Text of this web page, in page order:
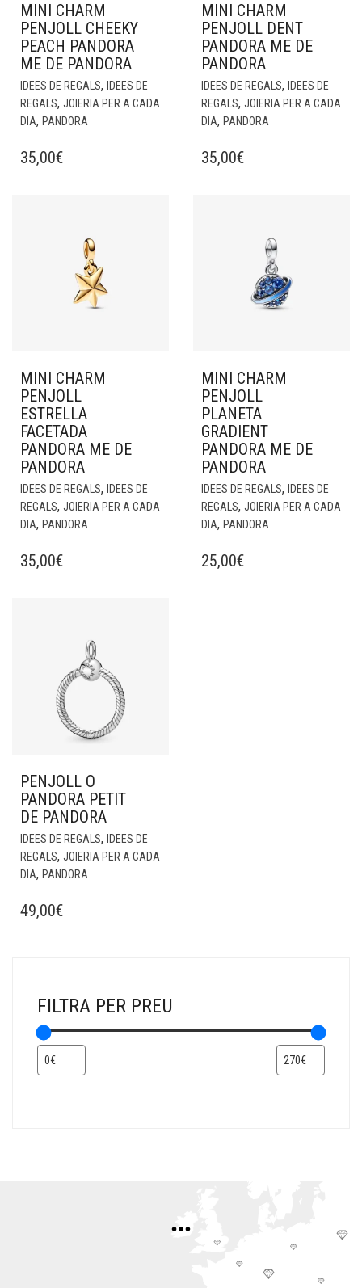
MINI CHARM
PENJOLL CHEEKY
PEACH PANDORA
ME DE PANDORA
IDEES DE REGALS,
IDEES DE
REGALS, JOIERIA PER A CADA
DIA, PANDORA
35,00€
MINI CHARM
PENJOLL DENT
PANDORA ME DE
PANDORA
IDEES DE REGALS,
IDEES DE
REGALS, JOIERIA PER A CADA
DIA, PANDORA
35,00€
MINI CHARM
PENJOLL
ESTRELLA
FACETADA
PANDORA ME DE
PANDORA
IDEES DE REGALS,
IDEES DE
REGALS, JOIERIA PER A CADA
DIA, PANDORA
35,00€
MINI CHARM
PENJOLL
PLANETA
GRADIENT
PANDORA ME DE
PANDORA
IDEES DE REGALS,
IDEES DE
REGALS, JOIERIA PER A CADA
DIA, PANDORA
25,00€
PENJOLL O
PANDORA PETIT
DE PANDORA
IDEES DE REGALS,
IDEES DE
REGALS, JOIERIA PER A CADA
DIA, PANDORA
49,00€
FILTRA PER PREU